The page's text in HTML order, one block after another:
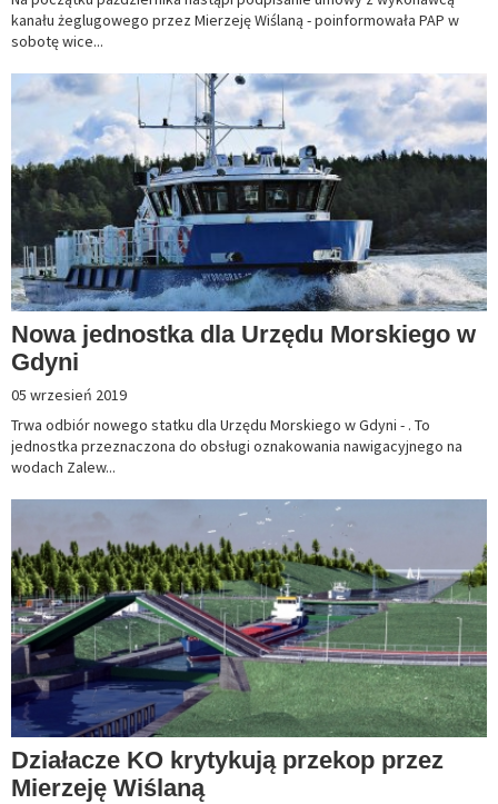
kanału żeglugowego przez Mierzeję Wiślaną - poinformowała PAP w
sobotę wice...
Nowa jednostka dla Urzędu Morskiego w
Gdyni
05 wrzesień 2019
Trwa odbiór nowego statku dla Urzędu Morskiego w Gdyni - . To
jednostka przeznaczona do obsługi oznakowania nawigacyjnego na
wodach Zalew...
Działacze KO krytykują przekop przez
Mierzeję Wiślaną